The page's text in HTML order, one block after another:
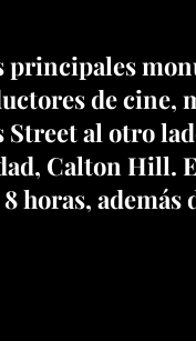
principales
de cine,
Street al otro
Calton Hill.
horas,